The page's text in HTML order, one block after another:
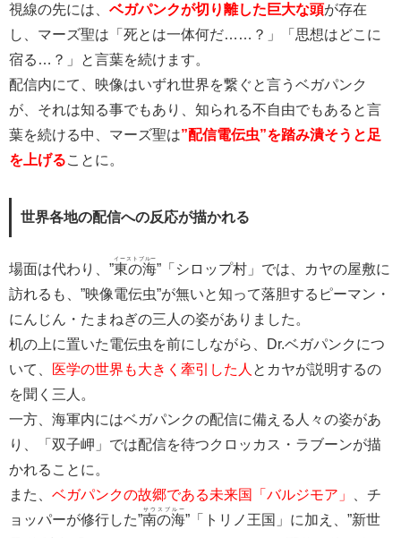
視線の先には、 ベガパンクが切り離した巨大な頭が存在
し、マーズ聖は「死とは一体何だ……？」「思想はどこに
宿る…？」と言葉を続けます。
配信内にて、映像はいずれ世界を繋ぐと言うベガパンク
が、それは知る事でもあり、知られる不自由でもあると言
葉を続ける中、マーズ聖は”配信電伝虫”を踏み潰そうと足
を上げることに。
世界各地の配信への反応が描かれる
場面は代わり、”東の海
イーストブルー
”「シロップ村」では、カヤの屋敷に
訪れるも、”映像電伝虫”が無いと知って落胆するピーマン・
にんじん・たまねぎの三人の姿がありました。
机の上に置いた電伝虫を前にしながら、Dr.ベガパンクにつ
いて、
医学の世界も大きく牽引した人 とカヤが説明するの
を聞く三人。
一方、海軍内にはベガパンクの配信に備える人々の姿があ
り、「双子岬」では配信を待つクロッカス・ラブーンが描
かれることに。
また、 ベガパンクの故郷である未来国「バルジモア」
、チ
ョッパーが修行した”南の海
サウスブルー
”「トリノ王国」に加え、”新世